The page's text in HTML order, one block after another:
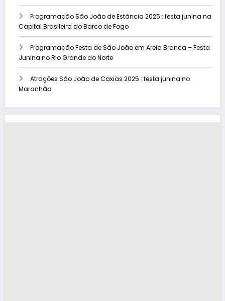
Programação São João de Estância 2025 : festa junina na
Capital Brasileira do Barco de Fogo
Programação Festa de São João em Areia Branca – Festa
Junina no Rio Grande do Norte
Atrações São João de Caxias 2025 : festa junina no
Maranhão